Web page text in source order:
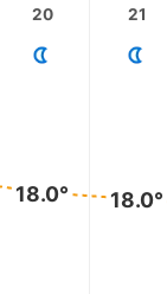
20
18.0°
21
18.0°